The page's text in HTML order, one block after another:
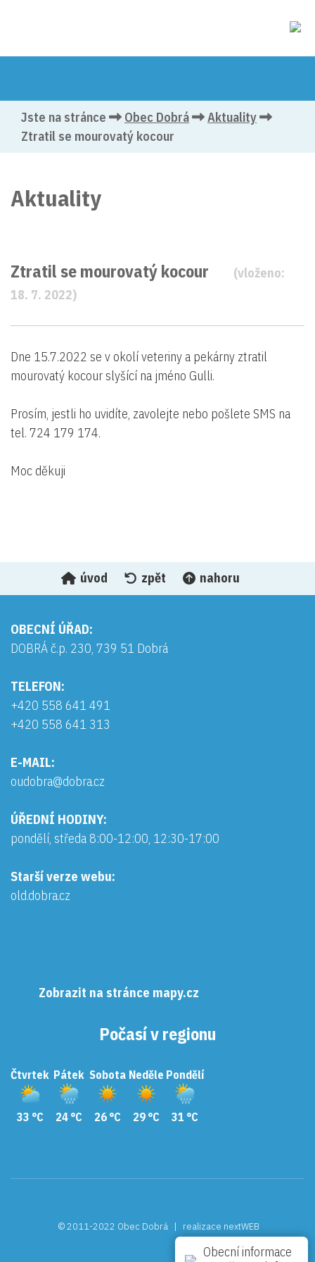
Jste na stránce Obec Dobrá
Aktuality
Ztratil se mourovatý kocour
Aktuality
Ztratil se mourovatý kocour
(vloženo:
18. 7. 2022)
Dne 15.7.2022 se v okolí veteriny a pekárny ztratil
mourovatý kocour slyšící na jméno Gulli.
Prosím, jestli ho uvidíte, zavolejte nebo pošlete SMS na
tel. 724 179 174.
Moc děkuji
úvod zpět nahoru
OBECNÍ ÚŘAD:
DOBRÁ č.p. 230, 739 51 Dobrá
TELEFON:
+420 558 641 491
+420 558 641 313
E-MAIL:
oudobra@dobra.cz
ÚŘEDNÍ HODINY:
pondělí, středa 8:00-12:00, 12:30-17:00
Starší verze webu:
old.dobra.cz
Zobrazit na stránce mapy.cz
Počasí v regionu
Čtvrtek
33 °C
Pátek
24 °C
Sobota
26 °C
Neděle
29 °C
Pondělí
31 °C
© 2011-2022 Obec Dobrá | realizace nextWEB
Obecní informace